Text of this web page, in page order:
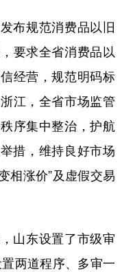
布规范消费品以旧
要求全省消费品以
经营，规范明码标
江，全省市场监管
序集中整治，护航
措，维持良好市场
相涨价”及虚假交易
山东设置了市级审
两道程序、多审一